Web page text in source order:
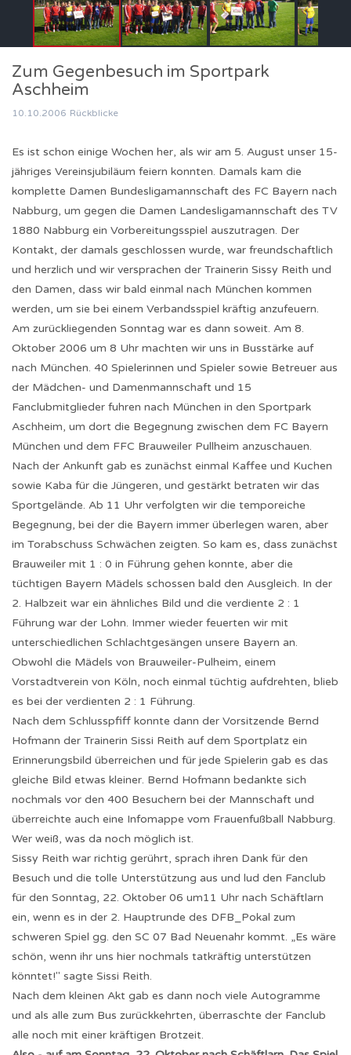
Zum Gegenbesuch im Sportpark
Aschheim
10.10.2006 Rückblicke
Es ist schon einige Wochen her, als wir am 5. August unser 15-
jähriges Vereinsjubiläum feiern konnten. Damals kam die
komplette Damen Bundesligamannschaft des FC Bayern nach
Nabburg, um gegen die Damen Landesligamannschaft des TV
1880 Nabburg ein Vorbereitungsspiel auszutragen. Der
Kontakt, der damals geschlossen wurde, war freundschaftlich
und herzlich und wir versprachen der Trainerin Sissy Reith und
den Damen, dass wir bald einmal nach München kommen
werden, um sie bei einem Verbandsspiel kräftig anzufeuern.
Am zurückliegenden Sonntag war es dann soweit. Am 8.
Oktober 2006 um 8 Uhr machten wir uns in Busstärke auf
nach München. 40 Spielerinnen und Spieler sowie Betreuer aus
der Mädchen- und Damenmannschaft und 15
Fanclubmitglieder fuhren nach München in den Sportpark
Aschheim, um dort die Begegnung zwischen dem FC Bayern
München und dem FFC Brauweiler Pullheim anzuschauen.
Nach der Ankunft gab es zunächst einmal Kaffee und Kuchen
sowie Kaba für die Jüngeren, und gestärkt betraten wir das
Sportgelände. Ab 11 Uhr verfolgten wir die temporeiche
Begegnung, bei der die Bayern immer überlegen waren, aber
im Torabschuss Schwächen zeigten. So kam es, dass zunächst
Brauweiler mit 1 : 0 in Führung gehen konnte, aber die
tüchtigen Bayern Mädels schossen bald den Ausgleich. In der
2. Halbzeit war ein ähnliches Bild und die verdiente 2 : 1
Führung war der Lohn. Immer wieder feuerten wir mit
unterschiedlichen Schlachtgesängen unsere Bayern an.
Obwohl die Mädels von Brauweiler-Pulheim, einem
Vorstadtverein von Köln, noch einmal tüchtig aufdrehten, blieb
es bei der verdienten 2 : 1 Führung.
Nach dem Schlusspfiff konnte dann der Vorsitzende Bernd
Hofmann der Trainerin Sissi Reith auf dem Sportplatz ein
Erinnerungsbild überreichen und für jede Spielerin gab es das
gleiche Bild etwas kleiner. Bernd Hofmann bedankte sich
nochmals vor den 400 Besuchern bei der Mannschaft und
überreichte auch eine Infomappe vom Frauenfußball Nabburg.
Wer weiß, was da noch möglich ist.
Sissy Reith war richtig gerührt, sprach ihren Dank für den
Besuch und die tolle Unterstützung aus und lud den Fanclub
für den Sonntag, 22. Oktober 06 um11 Uhr nach Schäftlarn
ein, wenn es in der 2. Hauptrunde des DFB_Pokal zum
schweren Spiel gg. den SC 07 Bad Neuenahr kommt. „Es wäre
schön, wenn ihr uns hier nochmals tatkräftig unterstützen
könntet!" sagte Sissi Reith.
Nach dem kleinen Akt gab es dann noch viele Autogramme
und als alle zum Bus zurückkehrten, überraschte der Fanclub
alle noch mit einer kräftigen Brotzeit.